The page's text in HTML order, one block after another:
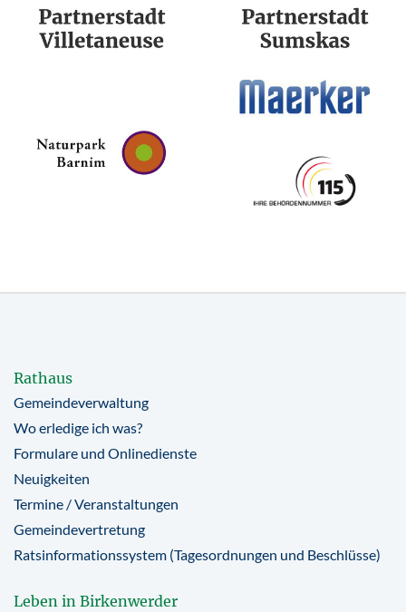
Rathaus
Gemeindeverwaltung
Wo erledige ich was?
Formulare und Onlinedienste
Neuigkeiten
Termine / Veranstaltungen
Gemeindevertretung
Ratsinformationssystem (Tagesordnungen und Beschlüsse)
Leben in Birkenwerder